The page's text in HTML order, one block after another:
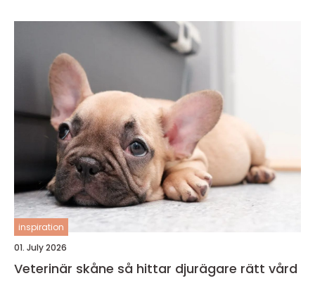
inspiration
01. July 2026
Veterinär skåne så hittar djurägare rätt vård